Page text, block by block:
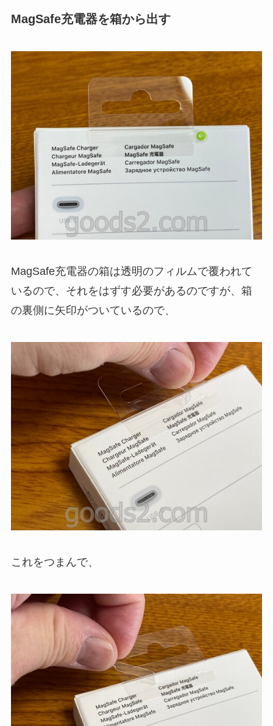
MagSafe充電器を箱から出す
MagSafe充電器の箱は透明のフィルムで覆われて
いるので、それをはずす必要があるのですが、箱
の裏側に矢印がついているので、
これをつまんで、